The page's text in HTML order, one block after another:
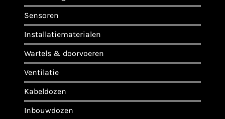
sensoren
installatiematerialen
wartels & doorvoeren
ventilatie
kabeldozen
inbouwdozen